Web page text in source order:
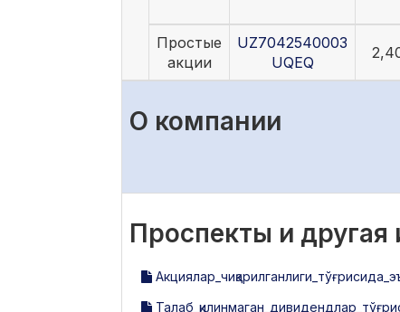
Простые
акции
UZ7042540003
UQEQ
О компании
Проспекты и